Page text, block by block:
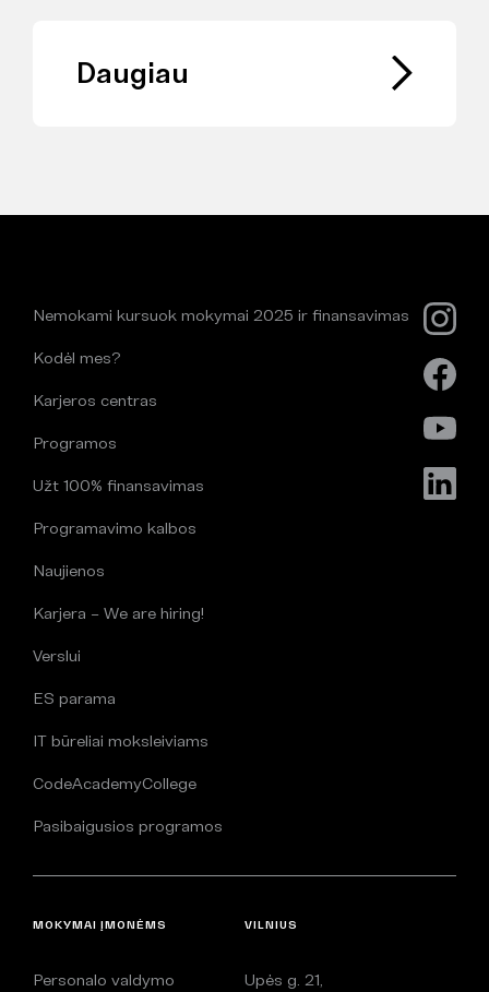
Daugiau
Nemokami kursuok mokymai 2025 ir finansavimas
Kodėl mes?
Karjeros centras
Programos
Užt 100% finansavimas
Programavimo kalbos
Naujienos
Karjera – We are hiring!
Verslui
ES parama
IT būreliai moksleiviams
CodeAcademyCollege
Pasibaigusios programos
MOKYMAI ĮMONĖMS
Personalo valdymo
VILNIUS
Upės g. 21,